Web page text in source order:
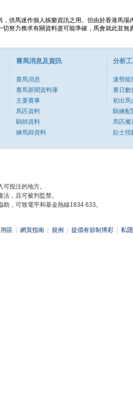
，供馬迷作個人娛樂資訊之用。但由於香港馬
努力務求有關資料盡可能準確，馬會就此並
賽馬消息及資訊
賽馬消息
賽馬新聞資料庫
主要賽事
馬匹資料
騎師資料
練馬師資料
分析
速勢能
賽日數
初出馬
騎練配
馬匹搬
貼士指
投注的地方。
，且可被判監禁。
，可致電平和基金熱線1834 633。
區 網頁指南 規例 提倡有節制博彩 私